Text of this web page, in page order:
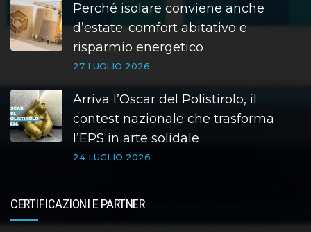
Perché isolare conviene anche
d’estate: comfort abitativo e
risparmio energetico
27 LUGLIO 2026
Arriva l’Oscar del Polistirolo, il
contest nazionale che trasforma
l’EPS in arte solidale
24 LUGLIO 2026
CERTIFICAZIONI E PARTNER